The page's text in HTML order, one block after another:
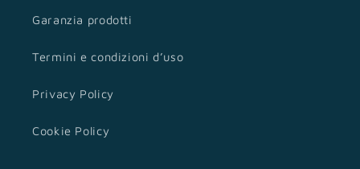
Garanzia prodotti
Termini e condizioni d’uso
Privacy Policy
Cookie Policy